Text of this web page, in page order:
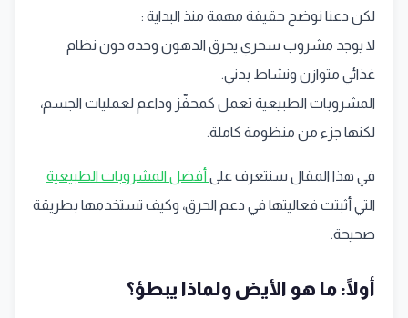
لكن دعنا نوضح حقيقة مهمة منذ البداية :
لا يوجد مشروب سحري يحرق الدهون وحده دون نظام
غذائي متوازن ونشاط بدني.
المشروبات الطبيعية تعمل كمحفّز وداعم لعمليات الجسم،
لكنها جزء من منظومة كاملة.
في هذا المقال سنتعرف على أفضل المشروبات الطبيعية
التي أثبتت فعاليتها في دعم الحرق، وكيف تستخدمها بطريقة
صحيحة.
أولًا: ما هو الأيض ولماذا يبطؤ؟